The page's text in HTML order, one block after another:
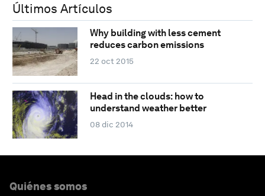
Últimos Artículos
Why building with less cement
reduces carbon emissions
22 oct 2015
Head in the clouds: how to
understand weather better
08 dic 2014
Quiénes somos